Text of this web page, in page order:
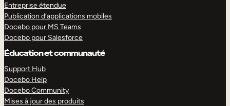
Entreprise étendue
Publication d’applications mobiles
Docebo pour MS Teams
Docebo pour Salesforce
Éducation et communauté
Support Hub
Docebo Help
Docebo Community
Mises à jour des produits